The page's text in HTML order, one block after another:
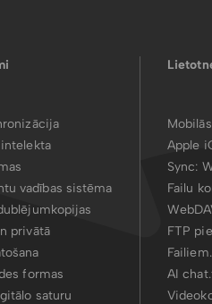
vadības sistēma
privātā
formas
saturu
Apple
Sync:
Failu
FTP
AI